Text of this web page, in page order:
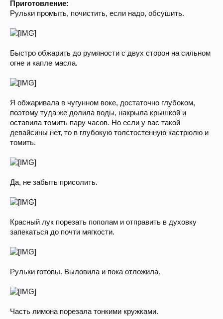
Приготовление:
Рульки промыть, почистить, если надо, обсушить.
Быстро обжарить до румяности с двух сторон на сильном
огне и капле масла.
Я обжаривала в чугунном воке, достаточно глубоком,
поэтому туда же долила воды, накрыла крышкой и
оставила томить пару часов. Но если у вас такой
девайсины нет, то в глубокую толстостенную кастрюлю и
томить.
Да, не забыть присолить.
Красный лук порезать пополам и отправить в духовку
запекаться до почти мягкости.
Рульки готовы. Выловила и пока отложила.
Часть лимона порезала тонкими кружками.